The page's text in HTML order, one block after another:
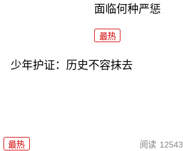
面临何种严惩
最热
少年护证：历史不容抹去
最热 阅读 12543